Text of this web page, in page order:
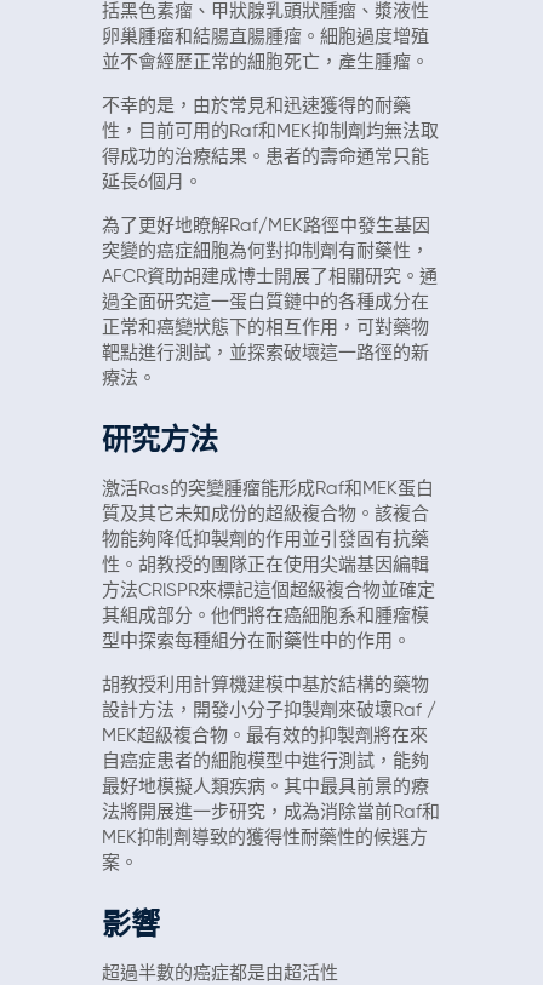
括黑色素瘤、甲狀腺乳頭狀腫瘤、漿液性
卵巢腫瘤和結腸直腸腫瘤。細胞過度增殖
並不會經歷正常的細胞死亡，產生腫瘤。
不幸的是，由於常見和迅速獲得的耐藥
性，目前可用的Raf和MEK抑制劑均無法取
得成功的治療結果。患者的壽命通常只能
延長6個月。
為了更好地瞭解Raf/MEK路徑中發生基因
突變的癌症細胞為何對抑制劑有耐藥性，
AFCR資助胡建成博士開展了相關研究。通
過全面研究這一蛋白質鏈中的各種成分在
正常和癌變狀態下的相互作用，可對藥物
靶點進行測試，並探索破壞這一路徑的新
療法。
研究方法
激活Ras的突變腫瘤能形成Raf和MEK蛋白
質及其它未知成份的超級複合物。該複合
物能夠降低抑製劑的作用並引發固有抗藥
性。胡教授的團隊正在使用尖端基因編輯
方法CRISPR來標記這個超級複合物並確定
其組成部分。他們將在癌細胞系和腫瘤模
型中探索每種組分在耐藥性中的作用。
胡教授利用計算機建模中基於結構的藥物
設計方法，開發小分子抑製劑來破壞Raf /
MEK超級複合物。最有效的抑製劑將在來
自癌症患者的細胞模型中進行測試，能夠
最好地模擬人類疾病。其中最具前景的療
法將開展進一步研究，成為消除當前Raf和
MEK抑制劑導致的獲得性耐藥性的候選方
案。
影響
超過半數的癌症都是由超活性